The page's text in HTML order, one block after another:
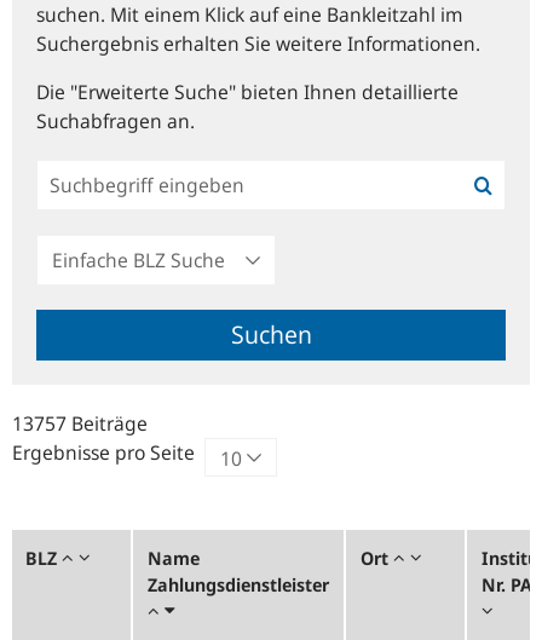
suchen. Mit einem Klick auf eine Bankleitzahl im
Suchergebnis erhalten Sie weitere Informationen.
Die "Erweiterte Suche" bieten Ihnen detaillierte
Suchabfragen an.
Einfache
Suche
Suchen
13757 Beiträge
Ergebnisse pro Seite
BLZ
Name
Zahlungsdienstleister
Ort
Nr.